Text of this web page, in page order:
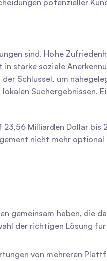
potenzieller
sind. Hohe
starke soziale
Schlüssel, um
Suchergebnissen.
Milliarden Dollar bis
nicht mehr
gemeinsam haben, die
der richtigen Lösung
von mehreren